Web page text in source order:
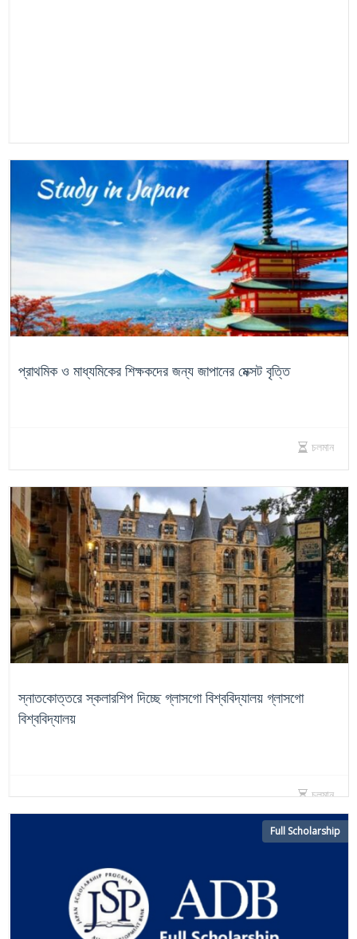
প্রাথমিক ও মাধ্যমিকের শিক্ষকদের জন্য জাপানের মেক্সট বৃত্তি
চলমান
স্নাতকোত্তরে স্কলারশিপ দিচ্ছে গ্লাসগো বিশ্ববিদ্যালয় গ্লাসগো
বিশ্ববিদ্যালয়
চলমান
Full Scholarship